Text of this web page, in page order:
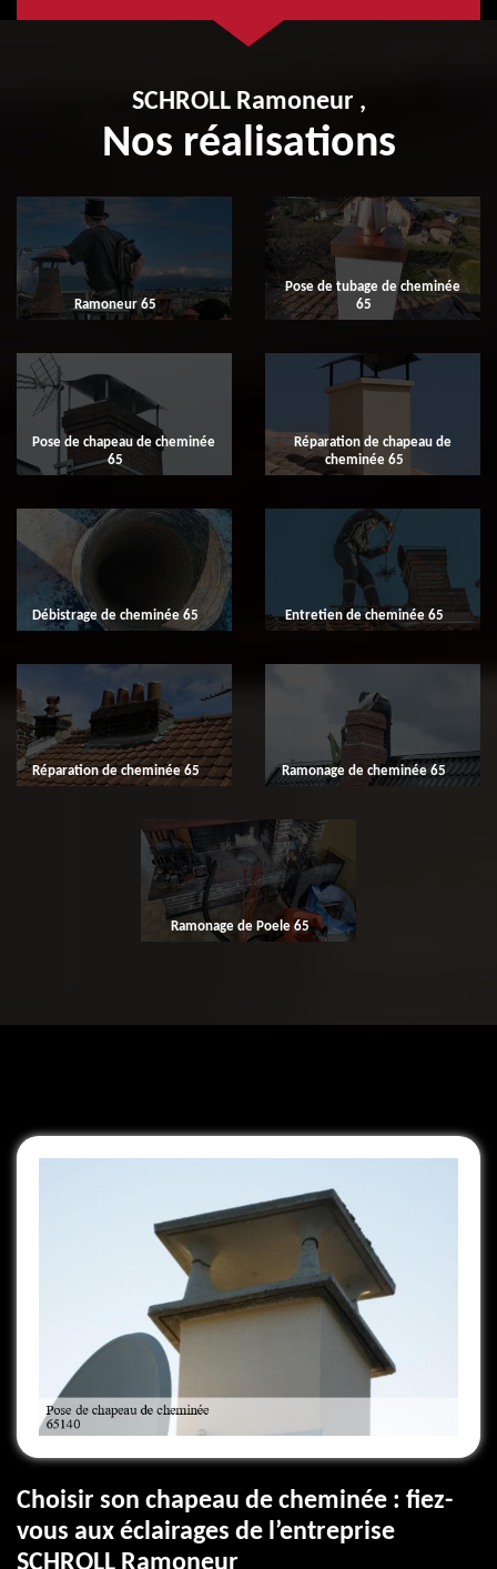
SCHROLL Ramoneur ,
Nos réalisations
Ramoneur 65
Pose de tubage de cheminée
65
Pose de chapeau de cheminée
65
Réparation de chapeau de
cheminée 65
Débistrage de cheminée 65 Entretien de cheminée 65
Réparation de cheminée 65 Ramonage de cheminée 65
Ramonage de Poele 65
Choisir son chapeau de cheminée : fiez-
vous aux éclairages de l’entreprise
SCHROLL Ramoneur